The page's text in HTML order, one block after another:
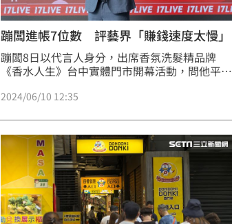
蹦闆進帳7位數 評藝界「賺錢速度太慢」
蹦闆8日以代言人身分，出席香氛洗髮精品牌
《香水人生》台中實體門市開幕活動，問他平時
「不會，都注意胸部」自曝是長髮控，偶爾會幫
代言酬勞是否滿意？他算起自己的手指頭說：
｢可以啦！7位數還算可以！｣鍾智凱台北報導
2024/06/10 12:35